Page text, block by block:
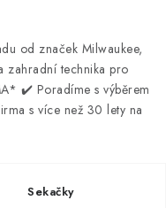
od značek Milwaukee,
zahradní technika pro
✔️ Poradíme s výběrem
s více než 30 lety na
Sekačky